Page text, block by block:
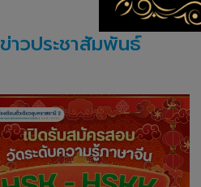
ข่าวประชาสัมพันธ์